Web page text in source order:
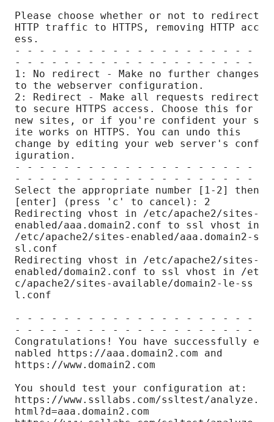
Please choose whether or not to redirect
HTTP traffic to HTTPS, removing HTTP acc
ess.
- - - - - - - - - - - - - - - - - - - -
- - - - - - - - - - - - - - - - - - - -
1: No redirect - Make no further changes
to the webserver configuration.
2: Redirect - Make all requests redirect
to secure HTTPS access. Choose this for
new sites, or if you're confident your s
ite works on HTTPS. You can undo this
change by editing your web server's conf
iguration.
- - - - - - - - - - - - - - - - - - - -
- - - - - - - - - - - - - - - - - - - -
Select the appropriate number [1-2] then
[enter] (press 'c' to cancel): 2
Redirecting vhost in /etc/apache2/sites-
enabled/aaa.domain2.conf to ssl vhost in
/etc/apache2/sites-enabled/aaa.domain2-s
sl.conf
Redirecting vhost in /etc/apache2/sites-
enabled/domain2.conf to ssl vhost in /et
c/apache2/sites-available/domain2-le-ss
l.conf
- - - - - - - - - - - - - - - - - - - -
- - - - - - - - - - - - - - - - - - - -
Congratulations! You have successfully e
nabled https://aaa.domain2.com and
https://www.domain2.com
You should test your configuration at:
https://www.ssllabs.com/ssltest/analyze.
html?d=aaa.domain2.com